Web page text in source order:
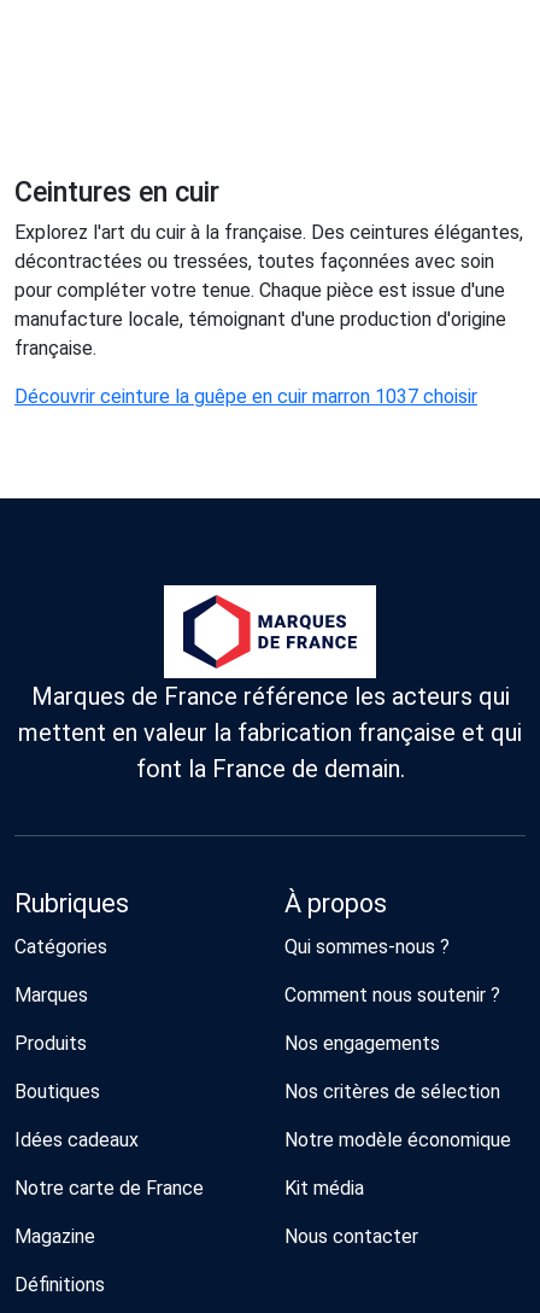
Ceintures en cuir
Explorez l'art du cuir à la française. Des ceintures élégantes,
décontractées ou tressées, toutes façonnées avec soin
pour compléter votre tenue. Chaque pièce est issue d'une
manufacture locale, témoignant d'une production d'origine
française.
Découvrir ceinture la guêpe en cuir marron 1037 choisir
Marques de France référence les acteurs qui
mettent en valeur la fabrication française et qui
font la France de demain.
Rubriques
Catégories
Marques
Produits
Boutiques
Idées cadeaux
Notre carte de France
Magazine
Définitions
À propos
Qui sommes-nous ?
Comment nous soutenir ?
Nos engagements
Nos critères de sélection
Notre modèle économique
Kit média
Nous contacter